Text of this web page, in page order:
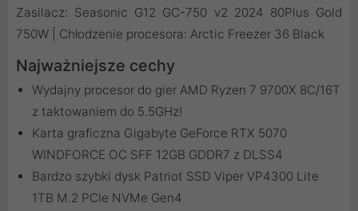
Zasilacz: Seasonic G12 GC-750 v2 2024 80Plus Gold
750W | Chłodzenie procesora: Arctic Freezer 36 Black
Najważniejsze cechy
Wydajny procesor do gier AMD Ryzen 7 9700X 8C/16T
z taktowaniem do 5.5GHz!
Karta graficzna Gigabyte GeForce RTX 5070
WINDFORCE OC SFF 12GB GDDR7 z DLSS4
Bardzo szybki dysk Patriot SSD Viper VP4300 Lite
1TB M.2 PCIe NVMe Gen4